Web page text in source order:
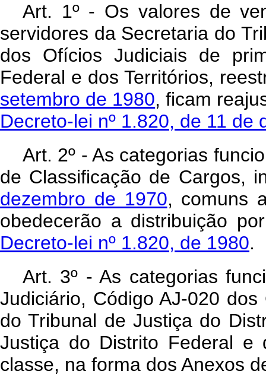
Art. 1º - Os valores de
servidores da Secretaria do
dos Ofícios Judiciais de
Federal e dos Territórios,
setembro de 1980, ficam
Decreto-lei nº 1.820, de 11 de
Art. 2º - As categorias
de Classificação de Cargos,
dezembro de 1970, comuns
obedecerão a distribuição
Decreto-lei nº 1.820, de 1980.
Art. 3º - As categorias
Judiciário, Código AJ-020
do Tribunal de Justiça do
Justiça do Distrito Federal e
classe, na forma dos Anexos